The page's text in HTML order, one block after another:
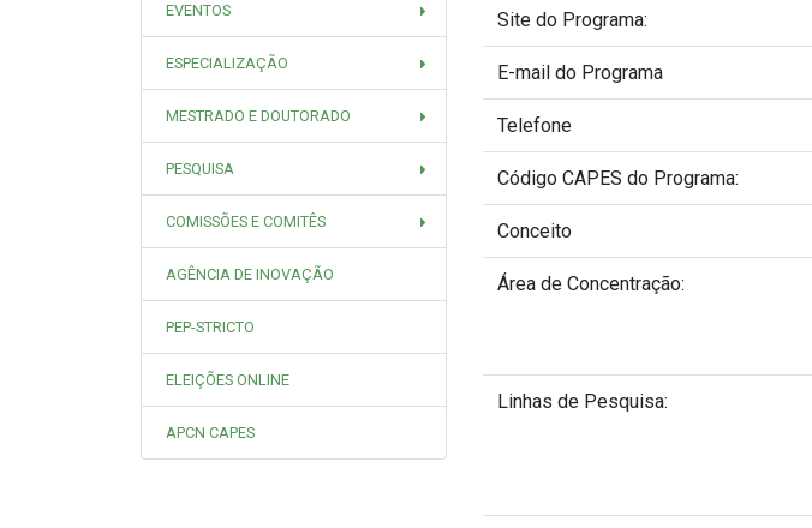
EVENTOS
ESPECIALIZAÇÃO
MESTRADO E DOUTORADO
PESQUISA
COMISSÕES E COMITÊS
AGÊNCIA DE INOVAÇÃO
PEP-STRICTO
ELEIÇÕES ONLINE
APCN CAPES
Site do Programa:
E-mail do Programa
Telefone
Código CAPES do Programa:
Conceito
Área de Concentração:
Linhas de Pesquisa: